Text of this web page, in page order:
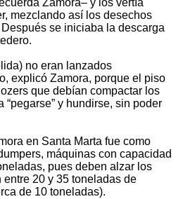
Zamora– y los vertía
mezclando así los desechos
se iniciaba la descarga
no eran lanzados
explicó Zamora, porque el piso
que debían compactar los
y hundirse, sin poder
en Santa Marta fue como
máquinas con capacidad
pues deben alzar los
20 y 35 toneladas de
de 10 toneladas).